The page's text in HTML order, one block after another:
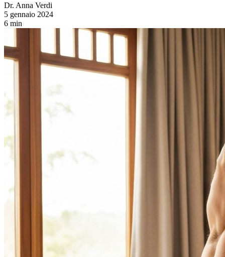
Dr. Anna Verdi
5 gennaio 2024
6 min